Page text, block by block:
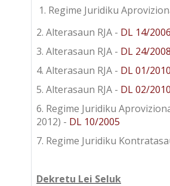
1. Regime Juridiku
2. Alterasaun RJA - DL 14/2006
3. Alterasaun RJA - DL 24/2008
4. Alterasaun RJA - DL 01/2010
5. Alterasaun RJA - DL 02/2010
6. Regime Juridiku
2012) - DL 10/2005
7. Regime Juridiku
Dekretu Lei Seluk